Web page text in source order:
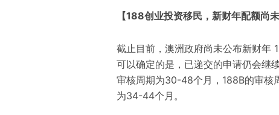
【188创业投资移民，新财年配额尚未
截止目前，澳洲政府尚未公布新财年
可以确定的是，已递交的申请仍会继
审核周期为30-48个月， 188B的审核
为34-44个月 。